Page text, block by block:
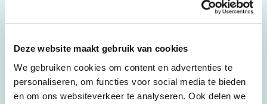
Deze website maakt gebruik van cookies
We gebruiken cookies om content en advertenties te
personaliseren, om functies voor social media te bieden
en om ons websiteverkeer te analyseren. Ook delen we